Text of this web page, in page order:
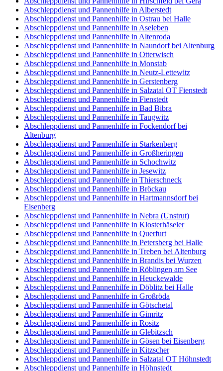
Abschleppdienst und Pannenhilfe in Alberstedt
Abschleppdienst und Pannenhilfe in Ostrau bei Halle
Abschleppdienst und Pannenhilfe in Aseleben
Abschleppdienst und Pannenhilfe in Altenroda
Abschleppdienst und Pannenhilfe in Naundorf bei Altenburg
Abschleppdienst und Pannenhilfe in Otterwisch
Abschleppdienst und Pannenhilfe in Monstab
Abschleppdienst und Pannenhilfe in Neutz-Lettewitz
Abschleppdienst und Pannenhilfe in Gerstenberg
Abschleppdienst und Pannenhilfe in Salzatal OT Fienstedt
Abschleppdienst und Pannenhilfe in Fienstedt
Abschleppdienst und Pannenhilfe in Bad Bibra
Abschleppdienst und Pannenhilfe in Taugwitz
Abschleppdienst und Pannenhilfe in Fockendorf bei
Altenburg
Abschleppdienst und Pannenhilfe in Starkenberg
Abschleppdienst und Pannenhilfe in Großheringen
Abschleppdienst und Pannenhilfe in Schochwitz
Abschleppdienst und Pannenhilfe in Jesewitz
Abschleppdienst und Pannenhilfe in Thierschneck
Abschleppdienst und Pannenhilfe in Bröckau
Abschleppdienst und Pannenhilfe in Hartmannsdorf bei
Eisenberg
Abschleppdienst und Pannenhilfe in Nebra (Unstrut)
Abschleppdienst und Pannenhilfe in Klosterhäseler
Abschleppdienst und Pannenhilfe in Querfurt
Abschleppdienst und Pannenhilfe in Petersberg bei Halle
Abschleppdienst und Pannenhilfe in Treben bei Altenburg
Abschleppdienst und Pannenhilfe in Brandis bei Wurzen
Abschleppdienst und Pannenhilfe in Röblingen am See
Abschleppdienst und Pannenhilfe in Heuckewalde
Abschleppdienst und Pannenhilfe in Döblitz bei Halle
Abschleppdienst und Pannenhilfe in Großröda
Abschleppdienst und Pannenhilfe in Götschetal
Abschleppdienst und Pannenhilfe in Gimritz
Abschleppdienst und Pannenhilfe in Rositz
Abschleppdienst und Pannenhilfe in Glebitzsch
Abschleppdienst und Pannenhilfe in Gösen bei Eisenberg
Abschleppdienst und Pannenhilfe in Kitzscher
Abschleppdienst und Pannenhilfe in Salzatal OT Höhnstedt
Abschleppdienst und Pannenhilfe in Höhnstedt